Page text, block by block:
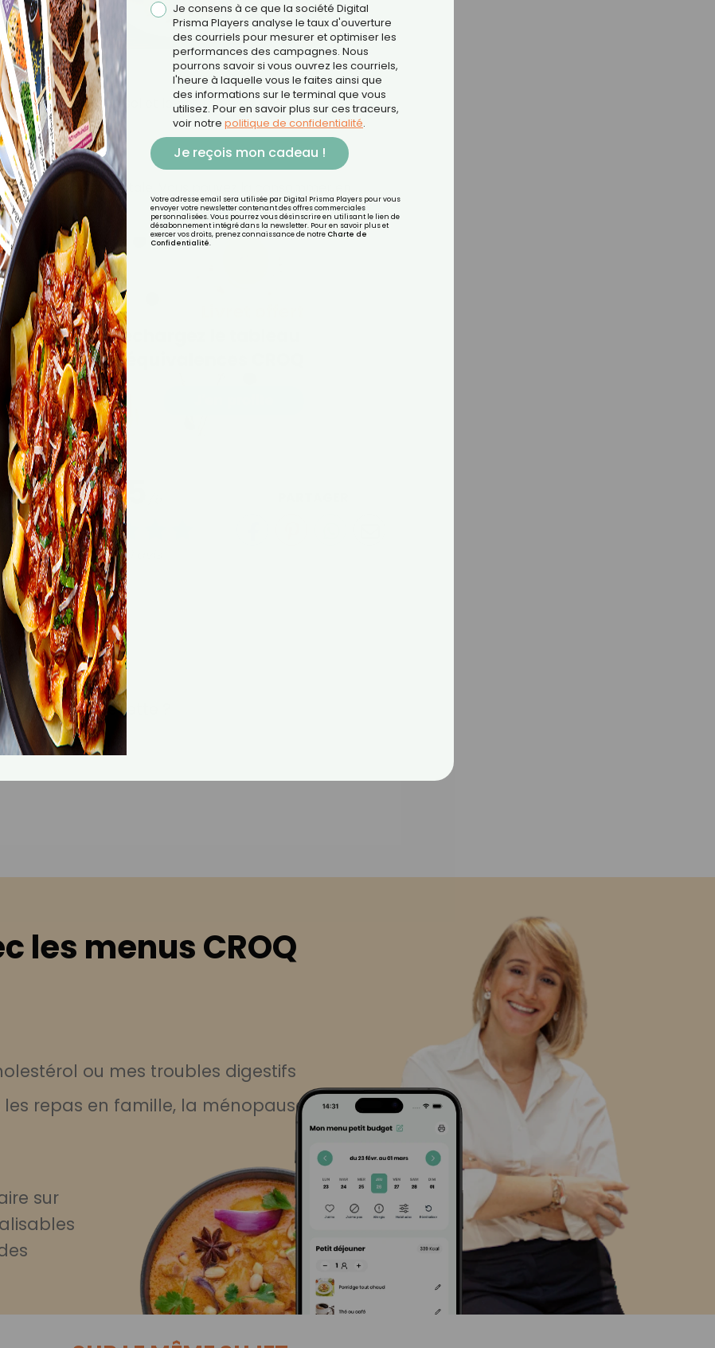
le vinaigre, le sel et le poivre.
protéines végétale. Vous pouvez la consommer en
4.5
sur 49 avis
!
était la recette ?
les menus CROQ
ou mes troubles digestifs
les repas en famille, la ménopause
sur
Je consens à ce que la société Digital
Prisma Players analyse le taux d'ouverture
des courriels pour mesurer et optimiser les
performances des campagnes. Nous
pourrons savoir si vous ouvrez les courriels,
l'heure à laquelle vous le faites ainsi que
des informations sur le terminal que vous
utilisez. Pour en savoir plus sur ces traceurs,
voir notre politique de confidentialité.
Je reçois mon cadeau !
Votre adresse email sera utilisée par Digital Prisma Players pour vous
envoyer votre newsletter contenant des offres commerciales
personnalisées. Vous pourrez vous désinscrire en utilisant le lien de
désabonnement intégré dans la newsletter. Pour en savoir plus et
exercer vos droits, prenez connaissance de notre Charte de
Confidentialité.